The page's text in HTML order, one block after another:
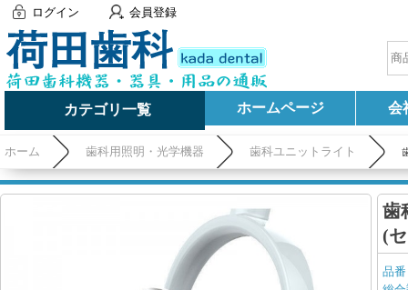
ログイン 会員登録
カテゴリ一覧 ホームページ 会
ホーム 歯科用照明・光学機器 歯科ユニットライト
歯
(
品